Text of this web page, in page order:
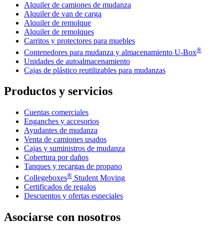
Alquiler de camiones de mudanza
Alquiler de van de carga
Alquiler de remolque
Alquiler de remolques
Carritos y protectores para muebles
Contenedores para mudanza y almacenamiento U-Box®
Unidades de autoalmacenamiento
Cajas de plástico reutilizables para mudanzas
Productos y servicios
Cuentas comerciales
Enganches y accesorios
Ayudantes de mudanza
Venta de camiones usados
Cajas y suministros de mudanza
Cobertura por daños
Tanques y recargas de propano
Collegeboxes® Student Moving
Certificados de regalos
Descuentos y ofertas especiales
Asociarse con nosotros